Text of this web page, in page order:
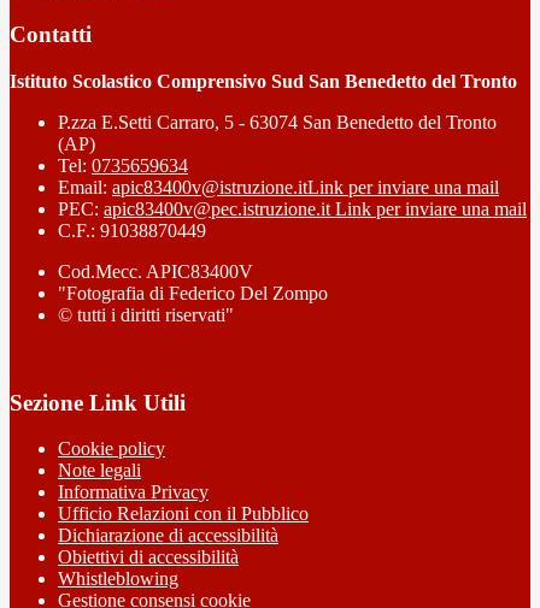
Contatti
Istituto Scolastico Comprensivo Sud San Benedetto del Tronto
P.zza E.Setti Carraro, 5 - 63074 San Benedetto del Tronto
(AP)
Tel: 0735659634
Email: apic83400v@istruzione.itLink per inviare una mail
PEC: apic83400v@pec.istruzione.it Link per inviare una mail
C.F.: 91038870449
Cod.Mecc. APIC83400V
"Fotografia di Federico Del Zompo
© tutti i diritti riservati"
Sezione Link Utili
Cookie policy
Note legali
Informativa Privacy
Ufficio Relazioni con il Pubblico
Dichiarazione di accessibilità
Obiettivi di accessibilità
Whistleblowing
Gestione consensi cookie